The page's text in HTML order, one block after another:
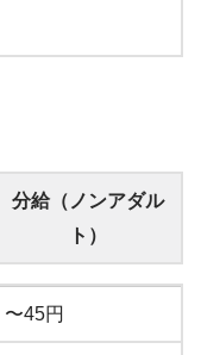
分給（ノンアダル
ト）
分給（ノンアダル
ト）
〜45円